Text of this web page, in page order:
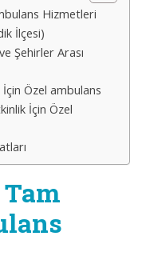
Hizmetleri
İlçesi)
Şehirler Arası
Özel ambulans
İçin Özel